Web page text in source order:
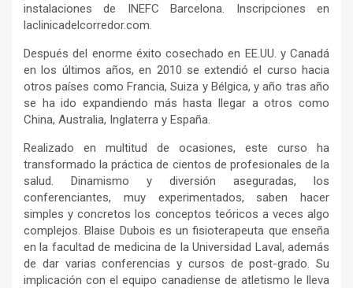
instalaciones de INEFC Barcelona. Inscripciones en
laclinicadelcorredor.com.
Después del enorme éxito cosechado en EE.UU. y Canadá
en los últimos años, en 2010 se extendió el curso hacia
otros países como Francia, Suiza y Bélgica, y año tras año
se ha ido expandiendo más hasta llegar a otros como
China, Australia, Inglaterra y España.
Realizado en multitud de ocasiones, este curso ha
transformado la práctica de cientos de profesionales de la
salud. Dinamismo y diversión aseguradas, los
conferenciantes, muy experimentados, saben hacer
simples y concretos los conceptos teóricos a veces algo
complejos. Blaise Dubois es un fisioterapeuta que enseña
en la facultad de medicina de la Universidad Laval, además
de dar varias conferencias y cursos de post-grado. Su
implicación con el equipo canadiense de atletismo le lleva